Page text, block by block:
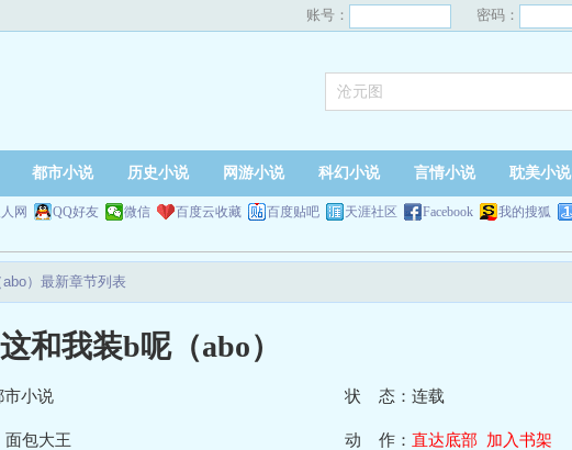
账号： 密码：
都市小说 历史小说 网游小说 科幻小说 言情小说 耽美小说
网 QQ好友 微信 百度云收藏 百度贴吧 天涯社区 Facebook 我的搜狐
）最新章节列表
和我装b呢（abo）
市小说 状 态：连载
包大王 动 作： 直达底部 加入书架